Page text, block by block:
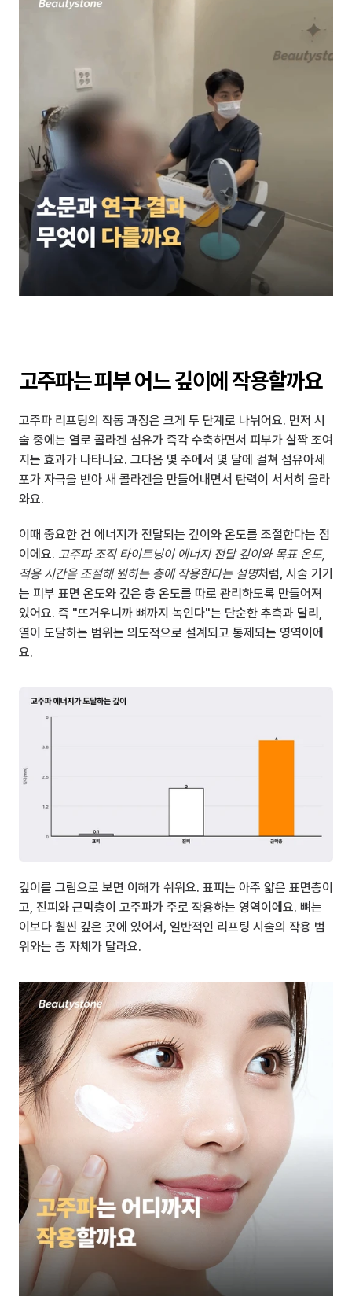
고주파는 피부 어느 깊이에 작용할까요
고주파 리프팅의 작동 과정은 크게 두 단계로 나뉘어요. 먼저 시
술 중에는 열로 콜라겐 섬유가 즉각 수축하면서 피부가 살짝 조여
지는 효과가 나타나요. 그다음 몇 주에서 몇 달에 걸쳐 섬유아세
포가 자극을 받아 새 콜라겐을 만들어내면서 탄력이 서서히 올라
와요.
이때 중요한 건 에너지가 전달되는 깊이와 온도를 조절한다는 점
이에요. 고주파 조직 타이트닝이 에너지 전달 깊이와 목표 온도,
적용 시간을 조절해 원하는 층에 작용한다는 설명처럼, 시술 기기
는 피부 표면 온도와 깊은 층 온도를 따로 관리하도록 만들어져
있어요. 즉 "뜨거우니까 뼈까지 녹인다"는 단순한 추측과 달리,
열이 도달하는 범위는 의도적으로 설계되고 통제되는 영역이에
요.
깊이를 그림으로 보면 이해가 쉬워요. 표피는 아주 얇은 표면층이
고, 진피와 근막층이 고주파가 주로 작용하는 영역이에요. 뼈는
이보다 훨씬 깊은 곳에 있어서, 일반적인 리프팅 시술의 작용 범
위와는 층 자체가 달라요.